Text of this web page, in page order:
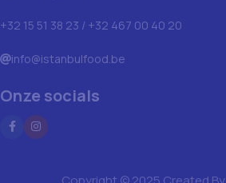
+32 15 51 38 23 / +32 467 00 40 20
info@istanbulfood.be
Onze socials